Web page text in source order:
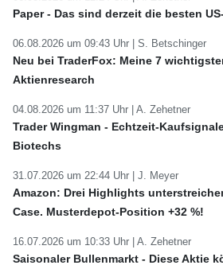
Paper - Das sind derzeit die besten
06.08.2026 um 09:43 Uhr | S. Betschinger
Neu bei TraderFox: Meine 7
Aktienresearch
04.08.2026 um 11:37 Uhr | A. Zehetner
Trader Wingman - Echtzeit-
Biotechs
31.07.2026 um 22:44 Uhr | J. Meyer
Amazon: Drei Highlights
Case. Musterdepot-Position +32 %!
16.07.2026 um 10:33 Uhr | A. Zehetner
Saisonaler Bullenmarkt - Diese Aktie